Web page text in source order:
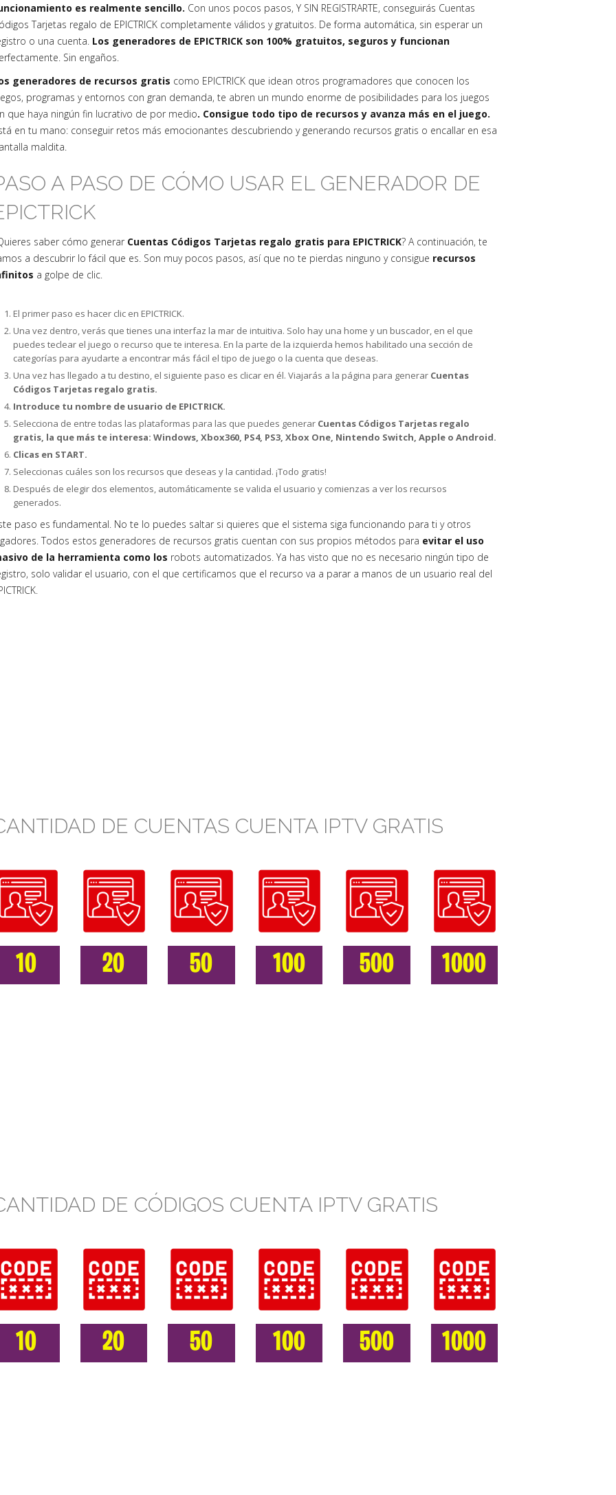
es realmente sencillo. Con unos pocos pasos, Y SIN REGISTRARTE, conseguirás Cuentas
Tarjetas regalo de EPICTRICK completamente válidos y gratuitos. De forma automática, sin esperar un
o una cuenta. Los generadores de EPICTRICK son 100% gratuitos, seguros y funcionan
Sin engaños.
generadores de recursos gratis como EPICTRICK que idean otros programadores que conocen los
programas y entornos con gran demanda, te abren un mundo enorme de posibilidades para los juegos
que haya ningún fin lucrativo de por medio. Consigue todo tipo de recursos y avanza más en el juego.
en tu mano: conseguir retos más emocionantes descubriendo y generando recursos gratis o encallar en esa
maldita.
A PASO DE CÓMO USAR EL GENERADOR DE
saber cómo generar Cuentas Códigos Tarjetas regalo gratis para EPICTRICK? A continuación, te
a descubrir lo fácil que es. Son muy pocos pasos, así que no te pierdas ninguno y consigue recursos
a golpe de clic.
El primer paso es hacer clic en EPICTRICK.
Una vez dentro, verás que tienes una interfaz la mar de intuitiva. Solo hay una home y un buscador, en el que
puedes teclear el juego o recurso que te interesa. En la parte de la izquierda hemos habilitado una sección de
categorías para ayudarte a encontrar más fácil el tipo de juego o la cuenta que deseas.
Una vez has llegado a tu destino, el siguiente paso es clicar en él. Viajarás a la página para generar Cuentas
Códigos Tarjetas regalo gratis.
Introduce tu nombre de usuario de EPICTRICK.
Selecciona de entre todas las plataformas para las que puedes generar Cuentas Códigos Tarjetas regalo
gratis, la que más te interesa: Windows, Xbox360, PS4, PS3, Xbox One, Nintendo Switch, Apple o Android.
Clicas en START.
Seleccionas cuáles son los recursos que deseas y la cantidad. ¡Todo gratis!
Después de elegir dos elementos, automáticamente se valida el usuario y comienzas a ver los recursos
generados.
paso es fundamental. No te lo puedes saltar si quieres que el sistema siga funcionando para ti y otros
Todos estos generadores de recursos gratis cuentan con sus propios métodos para evitar el uso
de la herramienta como los robots automatizados. Ya has visto que no es necesario ningún tipo de
solo validar el usuario, con el que certificamos que el recurso va a parar a manos de un usuario real del
DE CUENTAS CUENTA IPTV GRATIS
10 20 50 100 500 1000
DE CÓDIGOS CUENTA IPTV GRATIS
10 20 50 100 500 1000